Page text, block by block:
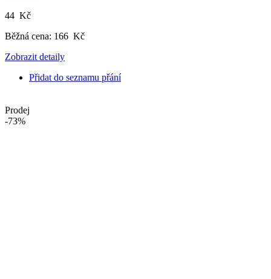
44 Kč
Běžná cena: 166 Kč
Zobrazit detaily
Přidat do seznamu přání
Prodej
-73%